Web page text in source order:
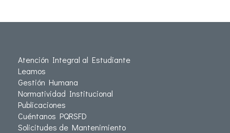
Atención Integral al Estudiante
Leamos
Gestión Humana
Normatividad Institucional
Publicaciones
Cuéntanos PQRSFD
Solicitudes de Mantenimiento